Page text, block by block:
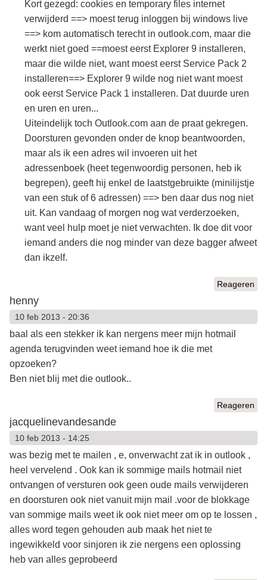
Kort gezegd: cookies en temporary files internet
verwijderd ==> moest terug inloggen bij windows live
==> kom automatisch terecht in outlook.com, maar die
werkt niet goed ==moest eerst Explorer 9 installeren,
maar die wilde niet, want moest eerst Service Pack 2
installeren==> Explorer 9 wilde nog niet want moest
ook eerst Service Pack 1 installeren. Dat duurde uren
en uren en uren...
Uiteindelijk toch Outlook.com aan de praat gekregen.
Doorsturen gevonden onder de knop beantwoorden,
maar als ik een adres wil invoeren uit het
adressenboek (heet tegenwoordig personen, heb ik
begrepen), geeft hij enkel de laatstgebruikte (minilijstje
van een stuk of 6 adressen) ==> ben daar dus nog niet
uit. Kan vandaag of morgen nog wat verderzoeken,
want veel hulp moet je niet verwachten. Ik doe dit voor
iemand anders die nog minder van deze bagger afweet
dan ikzelf.
Reageren
henny
10 feb 2013 - 20:36
baal als een stekker ik kan nergens meer mijn hotmail
agenda terugvinden weet iemand hoe ik die met
opzoeken?
Ben niet blij met die outlook..
Reageren
jacquelinevandesande
10 feb 2013 - 14:25
was bezig met te mailen , e, onverwacht zat ik in outlook ,
heel vervelend . Ook kan ik sommige mails hotmail niet
ontvangen of versturen ook geen oude mails verwijderen
en doorsturen ook niet vanuit mijn mail .voor de blokkage
van sommige mails weet ik ook niet meer om op te lossen ,
alles word tegen gehouden aub maak het niet te
ingewikkeld voor sinjoren ik zie nergens een oplossing
heb van alles geprobeerd